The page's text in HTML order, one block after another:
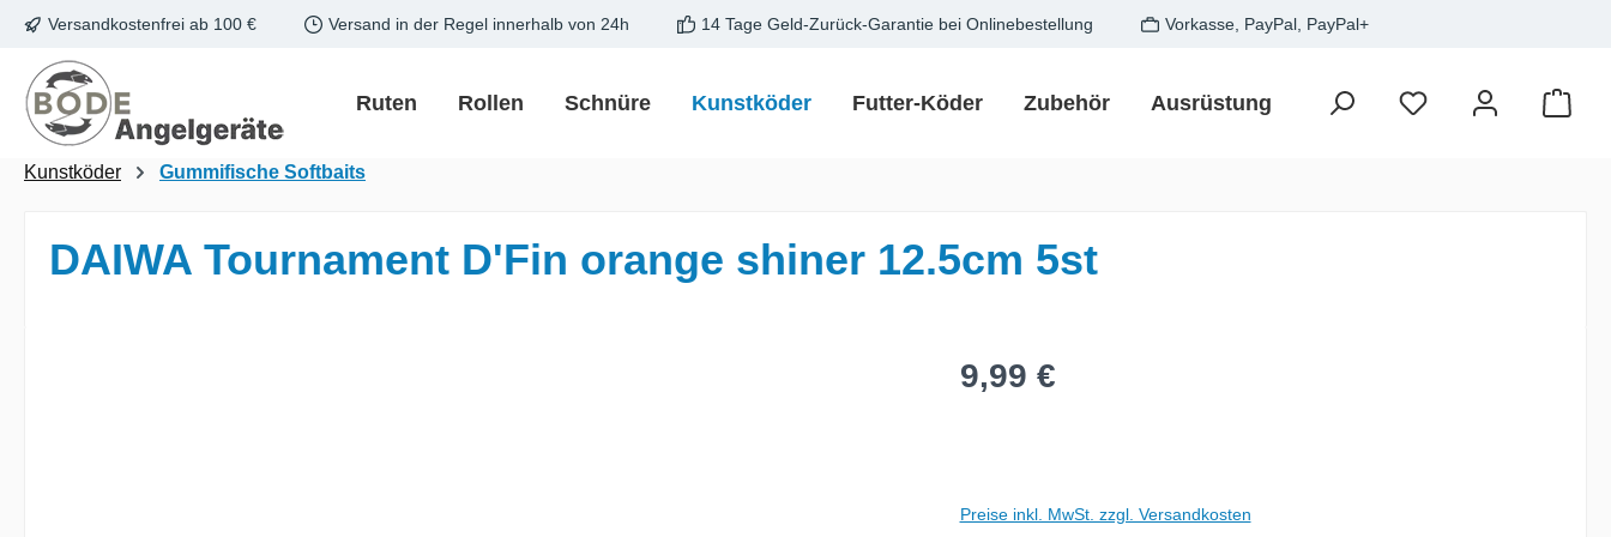
Hauptinhalt springen
Zur Suche springen
Zur Hauptnavigation springen
Versandkostenfrei ab 100 € Versand in der Regel innerhalb von 24h 14 Tage Geld-Zurück-Garantie bei Onlinebestellung Vorkasse, PayPal, PayPal+
Ruten Rollen Schnüre Kunstköder Futter-Köder Zubehör Ausrüstung Zielfisch SALE
Kunstköder Gummifische Softbaits
DAIWA Tournament D'Fin orange shiner 12.5cm 5st
Regulärer Preis:
9,99 €
Preise inkl. MwSt. zzgl. Versandkosten